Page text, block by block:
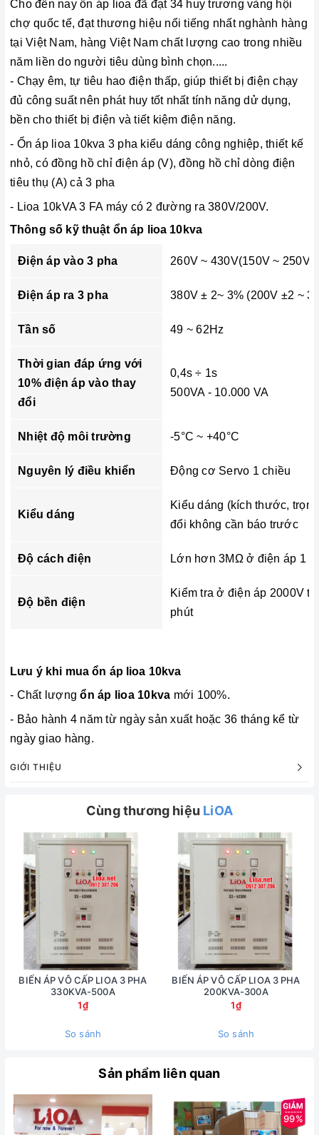
Cho đến nay ổn áp lioa đã đạt 34 huy trương vàng hội
chợ quốc tế, đạt thương hiệu nổi tiếng nhất nghành hàng
tại Việt Nam, hàng Việt Nam chất lượng cao trong nhiều
năm liền do người tiêu dùng bình chọn.....
- Chạy êm, tự tiêu hao điện thấp, giúp thiết bị điện chạy
đủ công suất nên phát huy tốt nhất tính năng dử dụng,
bền cho thiết bị điện và tiết kiệm điện năng.
- Ổn áp lioa 10kva 3 pha kiểu dáng công nghiệp, thiết kế
nhỏ, có đồng hồ chỉ điện áp (V), đồng hồ chỉ dòng điện
tiêu thụ (A) cả 3 pha
- Lioa 10kVA 3 FA máy có 2 đường ra 380V/200V.
Thông số kỹ thuật ổn áp lioa 10kva
Điện áp vào 3 pha 260V ~ 430V(150V ~ 250V)
Điện áp ra 3 pha 380V ± 2~ 3% (200V ±2 ~
Tần số 49 ~ 62Hz
Thời gian đáp ứng với
10% điện áp vào thay
đổi
0,4s ÷ 1s
500VA - 10.000 VA
Nhiệt độ môi trường -5°C ~ +40°C
Nguyên lý điều khiển Động cơ Servo 1 chiều
Kiểu dáng
Kiểu dáng (kích thước,
đổi không cần báo trước
Độ cách điện Lớn hơn 3MΩ ở điện áp 1
Độ bền điện
Kiểm tra ở điện áp 2000V
phút
Lưu ý khi mua ổn áp lioa 10kva
- Chất lượngổn áp lioa 10kva mới 100%.
- Bảo hành 4 năm từ ngày sản xuất hoặc 36 tháng kể từ
ngày giao hàng.
GIỚI THIỆU
Cùng thương hiệu LiOA
BIẾN ÁP VÔ CẤP LIOA 3 PHA
330KVA-500A
1₫
So sánh
BIẾN ÁP VÔ CẤP LIOA 3 PHA
200KVA-300A
1₫
So sánh
Sản phẩm liên quan
99%